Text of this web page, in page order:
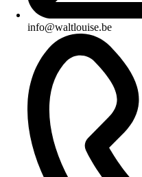
info@waltlouise.be